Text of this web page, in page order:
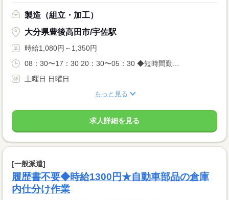
製造（組立・加工）
大分県豊後高田市/宇佐駅
時給1,080円～1,350円
08：30〜17：30 20：30〜05：30 ◆短時間勤...
土曜日 日曜日
もっと見る
求人詳細を見る
[一般派遣]
履歴書不要◆時給1300円★自動車部品の倉庫
内仕分け作業